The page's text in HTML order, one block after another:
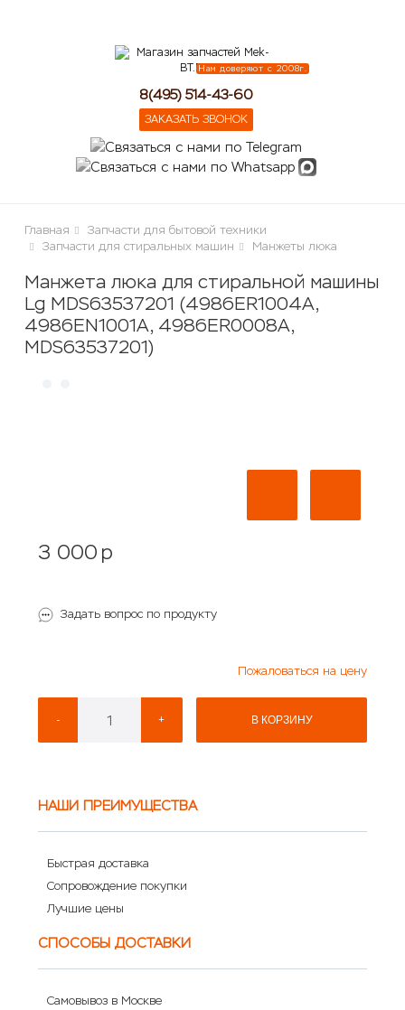
Нам доверяют с 2008г.
8(495) 514-43-60
ЗАКАЗАТЬ ЗВОНОК
Главная
Запчасти для бытовой техники
Запчасти для стиральных машин
Манжеты люка
Манжета люка для стиральной машины
Lg MDS63537201 (4986ER1004A,
4986EN1001A, 4986ER0008A,
MDS63537201)
3 000 p
Задать вопрос по продукту
Пожаловаться на цену
- + В КОРЗИНУ
НАШИ ПРЕИМУЩЕСТВА
Быстрая доставка
Сопровождение покупки
Лучшие цены
СПОСОБЫ ДОСТАВКИ
Самовывоз в Москве